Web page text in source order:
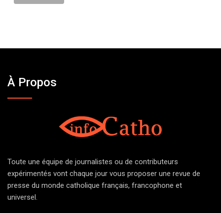
À Propos
Toute une équipe de journalistes ou de contributeurs
expérimentés vont chaque jour vous proposer une revue de
presse du monde catholique français, francophone et
universel.